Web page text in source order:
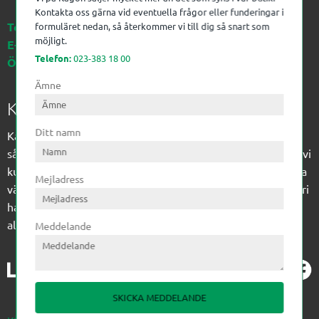
Telefon:023-383 18 00
E-post:kagon@kagon.se
Öppettider:Måndag-Fredag, 07-16
Kagon AB
Kagon har sedan 1972 levererat kompetens till
sågverksindustrin och övrig industri. Till träindustrin tillför vi
kunskap med optimeringslösningar från timmerplanen hela
vägen fram till paketering/emballering och till övrig industri
har vi ett komplement sortiment av teknikprodukter med
allt ifrån slangtillverkning till transmission och lager.
Kontakta oss gärna vid eventuella frågor eller funderingar i
formuläret nedan, så återkommer vi till dig så snart som
möjligt.
Telefon:023-383 18 00
Ämne
Ditt namn
Mejladress
Meddelande
SKICKA MEDDELANDE